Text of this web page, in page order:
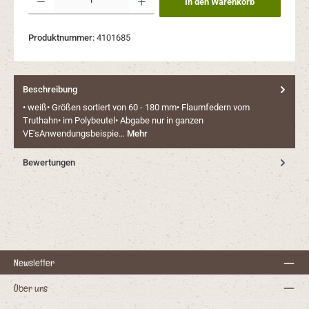
Produktnummer: 4101685
Beschreibung
• weiß• Größen sortiert von 60 - 180 mm• Flaumfedern vom
Truthahn• im Polybeutel• Abgabe nur in ganzen
VE'sAnwendungsbeispie… Mehr
Bewertungen
Newsletter
Über uns